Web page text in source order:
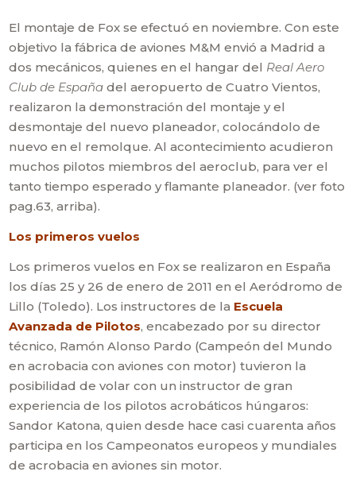
El montaje de Fox se efectuó en noviembre. Con este
objetivo la fábrica de aviones M&M envió a Madrid a
dos mecánicos, quienes en el hangar del Real Aero
Club de España del aeropuerto de Cuatro Vientos,
realizaron la demonstración del montaje y el
desmontaje del nuevo planeador, colocándolo de
nuevo en el remolque. Al acontecimiento acudieron
muchos pilotos miembros del aeroclub, para ver el
tanto tiempo esperado y flamante planeador. (ver foto
pag.63, arriba).
Los primeros vuelos
Los primeros vuelos en Fox se realizaron en España
los días 25 y 26 de enero de 2011 en el Aeródromo de
Lillo (Toledo). Los instructores de la Escuela
Avanzada de Pilotos, encabezado por su director
técnico, Ramón Alonso Pardo (Campeón del Mundo
en acrobacia con aviones con motor) tuvieron la
posibilidad de volar con un instructor de gran
experiencia de los pilotos acrobáticos húngaros:
Sandor Katona, quien desde hace casi cuarenta años
participa en los Campeonatos europeos y mundiales
de acrobacia en aviones sin motor.